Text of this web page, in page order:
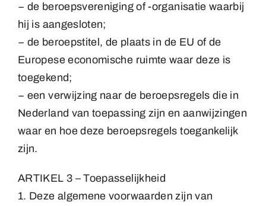
− de beroepsvereniging of -organisatie waarbij
hij is aangesloten;
− de beroepstitel, de plaats in de EU of de
Europese economische ruimte waar deze is
toegekend;
− een verwijzing naar de beroepsregels die in
Nederland van toepassing zijn en aanwijzingen
waar en hoe deze beroepsregels toegankelijk
zijn.
ARTIKEL 3 – Toepasselijkheid
1. Deze algemene voorwaarden zijn van